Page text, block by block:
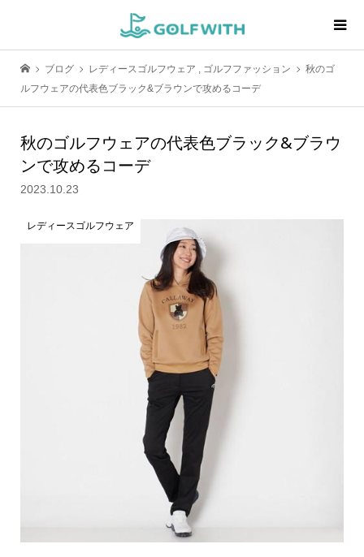
ブログ レディースゴルフウェア , ゴルフファッション
秋のゴ
ルフウェアの代表色ブラック&ブラウンで攻めるコーデ
秋のゴルフウェアの代表色ブラック&ブラウ
ンで攻めるコーデ
2023.10.23
レディースゴルフウェア